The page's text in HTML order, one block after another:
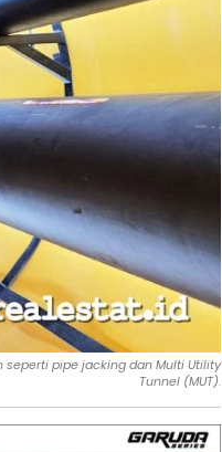
seperti pipe jacking dan Multi Utility
Tunnel (MUT).